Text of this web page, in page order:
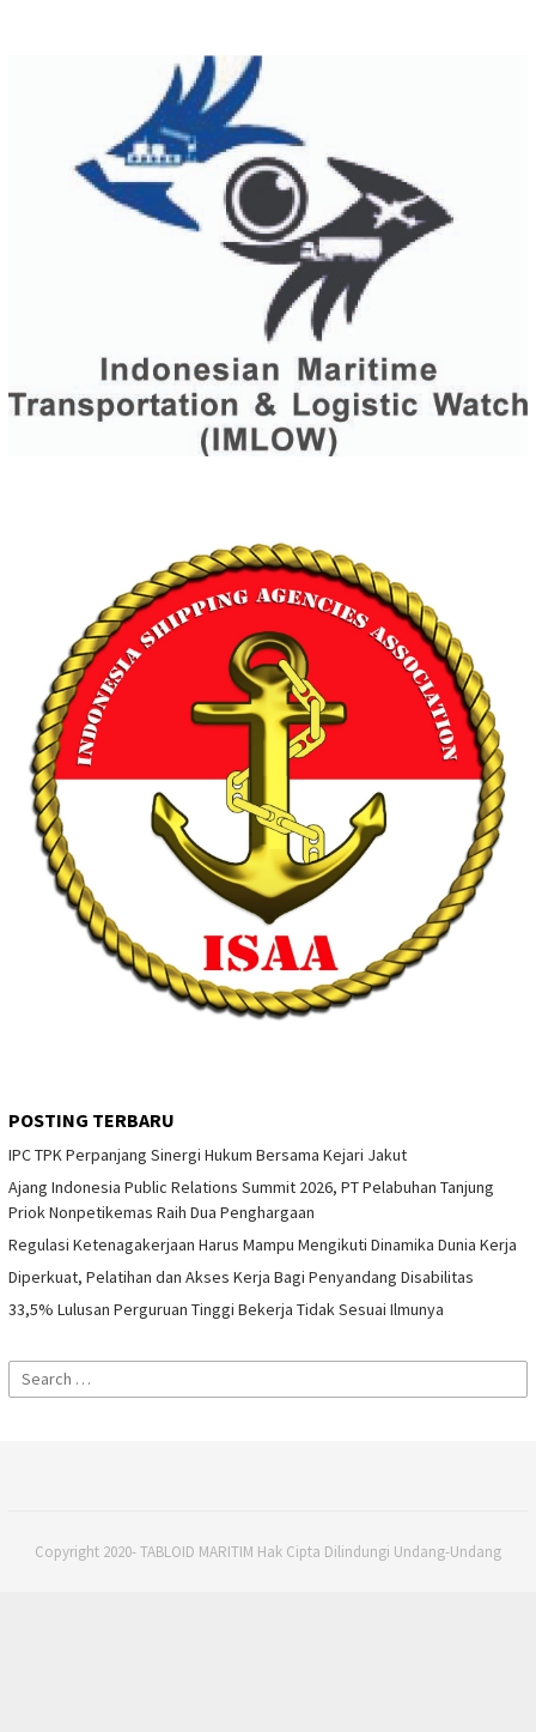
POSTING TERBARU
IPC TPK Perpanjang Sinergi Hukum Bersama Kejari Jakut
Ajang Indonesia Public Relations Summit 2026, PT Pelabuhan Tanjung
Priok Nonpetikemas Raih Dua Penghargaan
Regulasi Ketenagakerjaan Harus Mampu Mengikuti Dinamika Dunia Kerja
Diperkuat, Pelatihan dan Akses Kerja Bagi Penyandang Disabilitas
33,5% Lulusan Perguruan Tinggi Bekerja Tidak Sesuai Ilmunya
Search
for:
Copyright 2020- TABLOID MARITIM Hak Cipta Dilindungi Undang-Undang